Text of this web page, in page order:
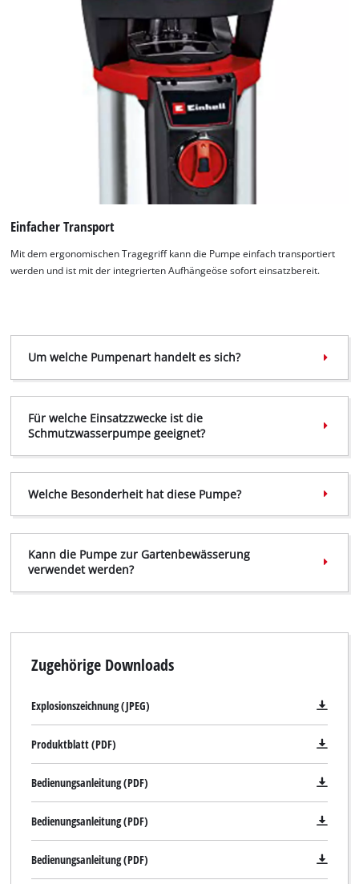
Wir benötigen deine Zustimmung, um
This content is not permitted to load due
to the list of technologies used.
Einfacher Transport
Mit dem ergonomischen Tragegriff kann die Pumpe einfach transportiert
werden und ist mit der integrierten Aufhängeöse sofort einsatzbereit.
Um welche Pumpenart handelt es sich?
Für welche Einsatzzwecke ist die
Schmutzwasserpumpe geeignet?
Welche Besonderheit hat diese Pumpe?
Kann die Pumpe zur Gartenbewässerung
verwendet werden?
Zugehörige Downloads
Explosionszeichnung (JPEG)
Produktblatt (PDF)
Bedienungsanleitung (PDF)
Bedienungsanleitung (PDF)
Bedienungsanleitung (PDF)